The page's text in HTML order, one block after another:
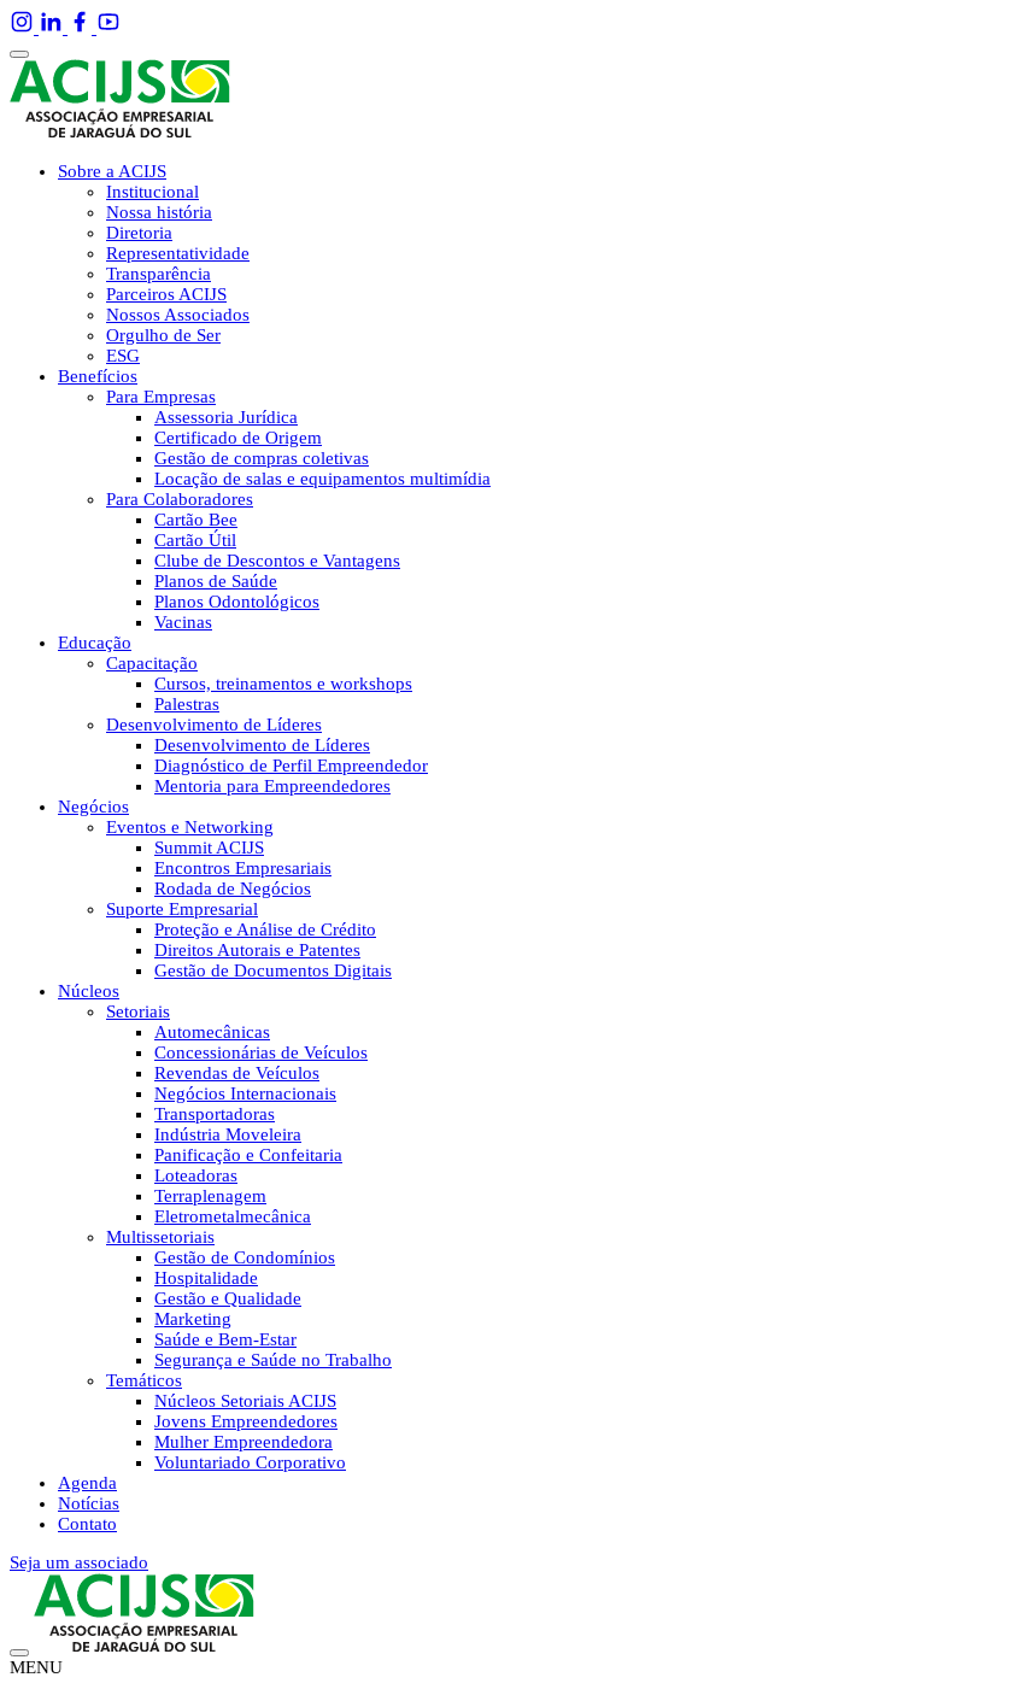
Sobre a ACIJS
Institucional
Nossa história
Diretoria
Representatividade
Transparência
Parceiros ACIJS
Nossos Associados
Orgulho de Ser
ESG
Benefícios
Para Empresas
Assessoria Jurídica
Certificado de Origem
Gestão de compras coletivas
Locação de salas e equipamentos multimídia
Para Colaboradores
Cartão Bee
Cartão Útil
Clube de Descontos e Vantagens
Planos de Saúde
Planos Odontológicos
Vacinas
Educação
Capacitação
Cursos, treinamentos e workshops
Palestras
Desenvolvimento de Líderes
Desenvolvimento de Líderes
Diagnóstico de Perfil Empreendedor
Mentoria para Empreendedores
Negócios
Eventos e Networking
Summit ACIJS
Encontros Empresariais
Rodada de Negócios
Suporte Empresarial
Proteção e Análise de Crédito
Direitos Autorais e Patentes
Gestão de Documentos Digitais
Núcleos
Setoriais
Automecânicas
Concessionárias de Veículos
Revendas de Veículos
Negócios Internacionais
Transportadoras
Indústria Moveleira
Panificação e Confeitaria
Loteadoras
Terraplenagem
Eletrometalmecânica
Multissetoriais
Gestão de Condomínios
Hospitalidade
Gestão e Qualidade
Marketing
Saúde e Bem-Estar
Segurança e Saúde no Trabalho
Temáticos
Núcleos Setoriais ACIJS
Jovens Empreendedores
Mulher Empreendedora
Voluntariado Corporativo
Agenda
Notícias
Contato
Seja um associado
MENU